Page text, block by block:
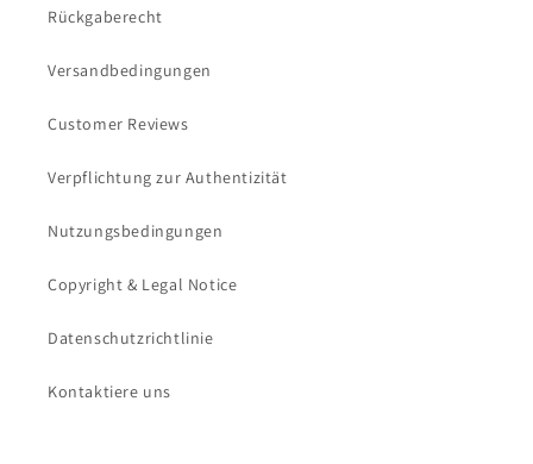
Rückgaberecht
Versandbedingungen
Customer Reviews
Verpflichtung zur Authentizität
Nutzungsbedingungen
Copyright & Legal Notice
Datenschutzrichtlinie
Kontaktiere uns